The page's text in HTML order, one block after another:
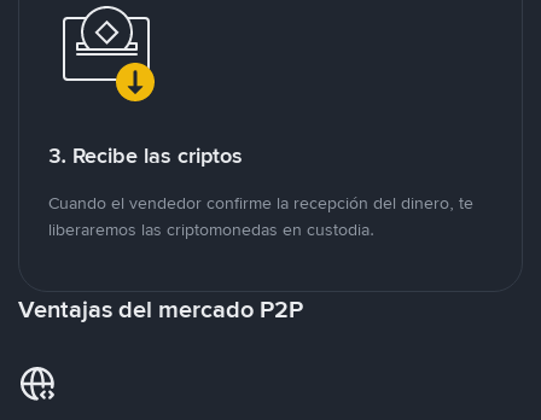
3. Recibe las criptos
Cuando el vendedor confirme la recepción del dinero, te
liberaremos las criptomonedas en custodia.
Ventajas del mercado P2P